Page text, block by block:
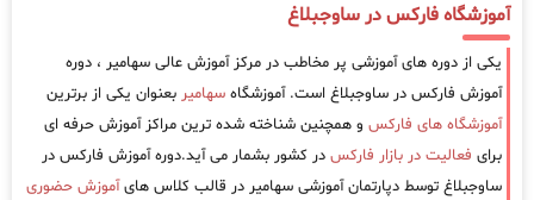
آموزشگاه فارکس در ساوجبلاغ
یکی از دوره های آموزشی پر مخاطب در مرکز آموزش عالی سهامیر ، دوره
آموزش فارکس در ساوجبلاغ است. آموزشگاه سهامیر بعنوان یکی از برترین
آموزشگاه های فارکس و همچنین شناخته شده ترین مراکز آموزش حرفه ای
برای فعالیت در بازار فارکس در کشور بشمار می آید.دوره آموزش فارکس در
ساوجبلاغ توسط دپارتمان آموزشی سهامیر در قالب کلاس هایآموزش حضوری